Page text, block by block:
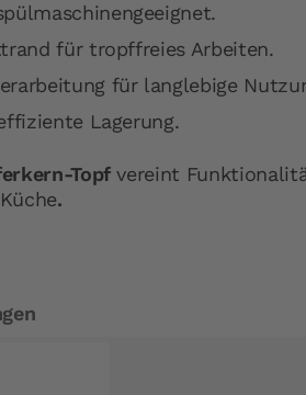
für tropffreies Arbeiten.
für langlebige
Lagerung.
Topfvereint
.